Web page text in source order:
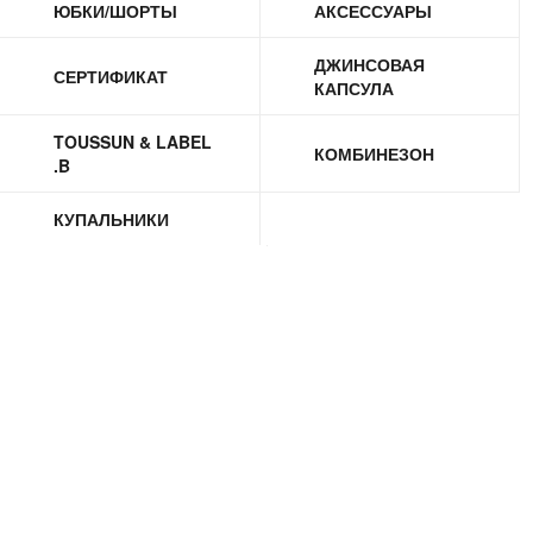
ЮБКИ/ШОРТЫ АКСЕССУАРЫ
СЕРТИФИКАТ
ДЖИНСОВАЯ
КАПСУЛА
TOUSSUN & LABEL
.B
КОМБИНЕЗОН
КУПАЛЬНИКИ